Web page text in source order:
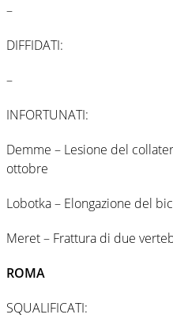
–
DIFFIDATI:
–
INFORTUNATI:
Demme – Lesione del
ottobre
Lobotka – Elongazione del
Meret – Frattura di due
ROMA
SQUALIFICATI: